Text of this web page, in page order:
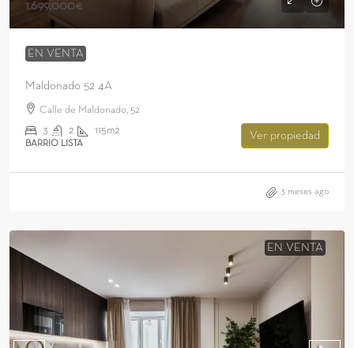
1.699.000€
EN VENTA
Maldonado 52 4A
Calle de Maldonado, 52
3 2 115m2
BARRIO LISTA
Ver propiedad
3 meses ago
EN VENTA